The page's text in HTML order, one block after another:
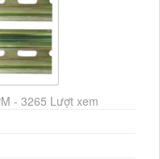
- 3265 Lượt xem